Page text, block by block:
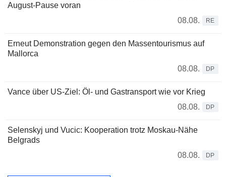
August-Pause voran
08.08.
RE
Erneut Demonstration gegen den Massentourismus auf
Mallorca
08.08.
DP
Vance über US-Ziel: Öl- und Gastransport wie vor Krieg
08.08.
DP
Selenskyj und Vucic: Kooperation trotz Moskau-Nähe
Belgrads
08.08.
DP